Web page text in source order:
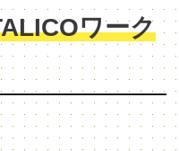
ワーク